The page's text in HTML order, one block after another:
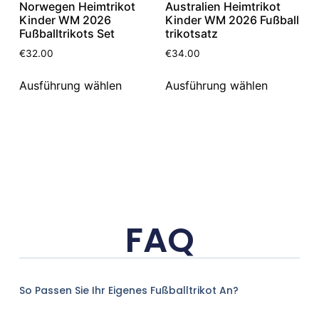
Norwegen Heimtrikot
Kinder WM 2026
Fußballtrikots Set
€32.00
Ausführung wählen
Australien Heimtrikot
Kinder WM 2026 Fußball
trikotsatz
€34.00
Ausführung wählen
FAQ
So Passen Sie Ihr Eigenes Fußballtrikot An?